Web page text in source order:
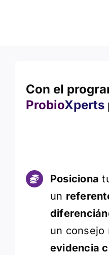
Con el
ProbioXperts
Posiciona
un
un consejo
evidencia